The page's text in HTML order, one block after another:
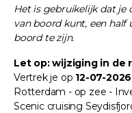
Het is gebruikelijk dat je
van boord kunt, een half
boord te zijn.
Let op: wijziging in de
Vertrek je op 12-07-2026
Rotterdam - op zee -
Scenic cruising